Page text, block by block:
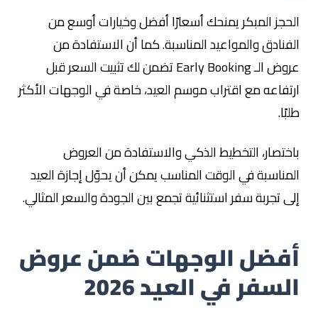
الحجز المبكر يمنحك أسعارًا أفضل وخيارات أوسع من
الفنادق والمواعيد المناسبة. كما أن الاستفادة من
عروض الـ Early Booking تضمن لك تثبيت السعر قبل
ارتفاعه مع اقتراب موسم العيد، خاصة في الوجهات الأكثر
طلبًا.
باختصار، التخطيط الذكي والاستفادة من العروض
المناسبة في الوقت المناسب يمكن أن يحوّل إجازة العيد
إلى تجربة سفر استثنائية تجمع بين الجودة والسعر المثالي.
أفضل الوجهات ضمن عروض
السفر في العيد 2026